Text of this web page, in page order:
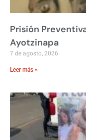
Prisión
Ayotzinapa
7 de agosto, 2026
Leer más »